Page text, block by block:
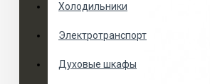
Холодильники
Электротранспорт
Духовые шкафы